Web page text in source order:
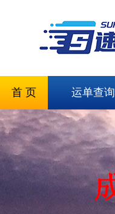
首 页 运单查询